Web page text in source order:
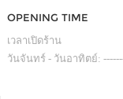
OPENING TIME
เวลาเปิดร้าน
วันจันทร์ - วันอาทิตย์: